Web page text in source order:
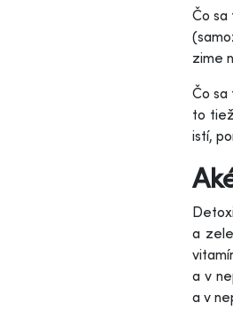
Čo sa
zime
Čo sa
to
istí,
a
a v
a v